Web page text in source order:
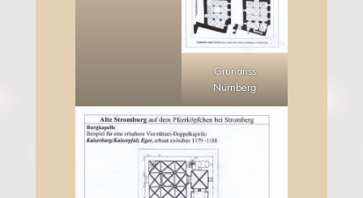
Grund­riss
Nürnberg